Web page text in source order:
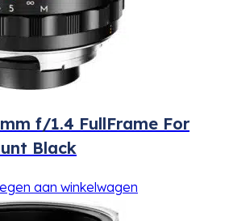
f/1.4 FullFrame For
Black
aan winkelwagen